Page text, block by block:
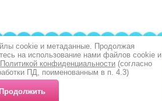
cookie и метаданные. Продолжая
на использование нами файлов cookie и
Политикой конфиденциальности (согласно
ПД, поименованным в п. 4.3)
Продолжить